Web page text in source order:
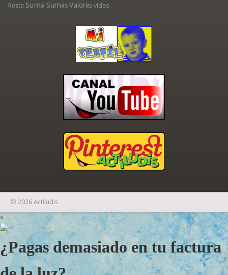
Resta Suma Sumas Valores vídeo
© 2026 Actiludis
×
¿Pagas demasiado en tu factura